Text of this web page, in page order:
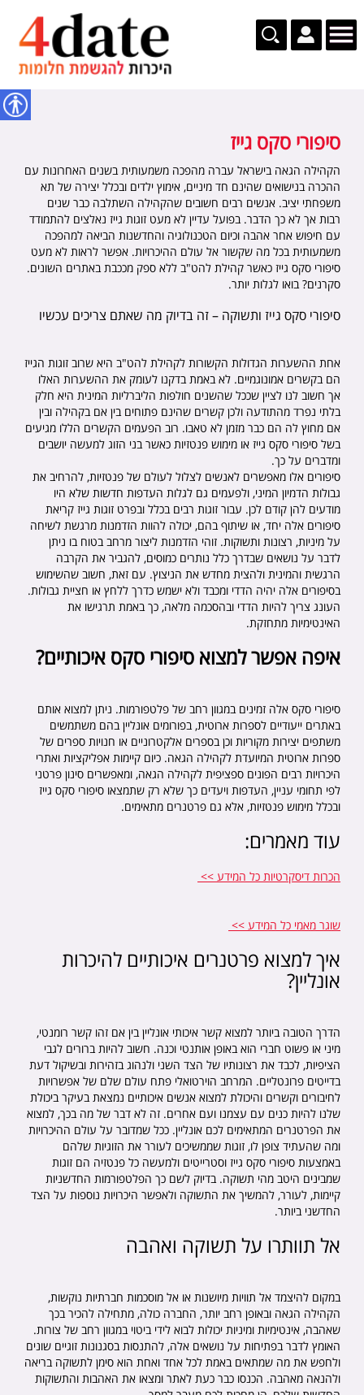
סיפורי סקס גייז
הקהילה הגאה בישראל עברה מהפכה משמעותית בשנים האחרונות עם
ההכרה בנישואים שהינם חד מיניים, אימוץ ילדים ובכלל יצירה של תא
משפחתי יציב. אנשים רבים חשובים שהקהילה השתלבה כבר שנים
רבות אך לא כך הדבר. בפועל עדיין לא מעט זוגות גייז נאלצים להתמודד
עם חיפוש אחר אהבה וכיום הטכנולוגיה והחדשנות הביאה למהפכה
משמעותית בכל מה שקשור אל עולם ההיכרויות. אפשר לראות לא מעט
סיפורי סקס גייז כאשר קהילת להט"ב ללא ספק מככבת באתרים השונים.
סקרנים? בואו לגלות יותר.
סיפורי סקס גייז ותשוקה – זה בדיוק מה שאתם צריכים עכשיו
אחת ההשערות הגדולות הקשורות לקהילת להט"ב היא שרוב זוגות הגייז
הם בקשרים אמונוגמיים. לא באמת בדקנו לעומק את ההשערות האלו
אך חשוב לנו לציין שככל שהשנים חולפות הליברליות המינית היא חלק
בלתי נפרד מהתודעה ולכן קשרים שהינם פתוחים בין אם בקהילה ובין
אם מחוץ לה הם כבר מזמן לא טאבו. רוב הפעמים הקשרים הללו מגיעים
בשל סיפורי סקס גייז או מימוש פנטזיות כאשר בני הזוג למעשה יושבים
ומדברים על כך.
סיפורים אלו מאפשרים לאנשים לצלול לעולם של פנטזיות, להרחיב את
גבולות הדמיון המיני, ולפעמים גם לגלות העדפות חדשות שלא היו
מודעים להן קודם לכן. עבור זוגות רבים בכלל ובפרט זוגות גייז קריאת
סיפורים אלה יחד, או שיתוף בהם, יכולה להוות הזדמנות מרגשת לשיחה
על מיניות, רצונות ותשוקות. זוהי הזדמנות ליצור מרחב בטוח בו ניתן
לדבר על נושאים שבדרך כלל נותרים כמוסים, להגביר את הקרבה
הרגשית והמינית ולהצית מחדש את הניצוץ. עם זאת, חשוב שהשימוש
בסיפורים אלה יהיה הדדי ומכבד ולא ישמש כדרך ללחץ או חציית גבולות.
העונג צריך להיות הדדי ובהסכמה מלאה, כך באמת תרגישו את
האינטימיות מתחזקת.
איפה אפשר למצוא סיפורי סקס איכותיים?
סיפורי סקס אלה זמינים במגוון רחב של פלטפורמות. ניתן למצוא אותם
באתרים ייעודיים לספרות ארוטית, בפורומים אונליין בהם משתמשים
משתפים יצירות מקוריות וכן בספרים אלקטרוניים או חנויות ספרים של
ספרות ארוטית המיועדת לקהילה הגאה. כיום קיימות אפליקציות ואתרי
היכרויות רבים הפונים ספציפית לקהילה הגאה, ומאפשרים סינון פרטני
לפי תחומי עניין, העדפות ויעדים כך שלא רק שתמצאו סיפורי סקס גייז
ובכלל מימוש פנטזיות, אלא גם פרטנרים מתאימים.
עוד מאמרים:
הכרות דיסקרטיות כל המידע >>
שוגר מאמי​ כל המידע >>
איך למצוא פרטנרים איכותיים להיכרות
אונליין?
הדרך הטובה ביותר למצוא קשר איכותי אונליין בין אם זהו קשר רומנטי,
מיני או פשוט חברי הוא באופן אותנטי וכנה. חשוב להיות ברורים לגבי
הציפיות, לכבד את רצונותיו של הצד השני ולנהוג בזהירות ובשיקול דעת
בדייטים פרונטליים. המרחב הוירטואלי פתח עולם שלם של אפשרויות
לחיבורים וקשרים והיכולת למצוא אנשים איכותיים נמצאת בעיקר ביכולת
שלנו להיות כנים עם עצמנו ועם אחרים. זה לא דבר של מה בכך, למצוא
את הפרטנרים המתאימים לכם אונליין. ככל שמדובר על עולם ההיכרויות
ומה שהעתיד צופן לו, זוגות שממשיכים לעורר את הזוגיות שלהם
באמצעות סיפורי סקס גייז וסטרייטים ולמעשה כל פנטזיה הם זוגות
שמבינים היטב מהי תשוקה. בדיוק לשם כך הפלטפורמות החדשניות
קיימות, לעורר, להמשיך את התשוקה ולאפשר היכרויות נוספות על הצד
החדשני ביותר.
אל תוותרו על תשוקה ואהבה
במקום להיצמד אל תוויות מיושנות או אל מוסכמות חברתיות נוקשות,
הקהילה הגאה ובאופן רחב יותר, החברה כולה, מתחילה להכיר בכך
שאהבה, אינטימיות ומיניות יכולות לבוא לידי ביטוי במגוון רחב של צורות.
האומץ לדבר בפתיחות על נושאים אלה, להתנסות בסגנונות זוגיים שונים
ולחפש את מה שמתאים באמת לכל אחד ואחת הוא סימן לתשוקה בריאה
ולהנאה מאהבה. הכנסו כבר כעת לאתר ומצאו את האהבות והתשוקות